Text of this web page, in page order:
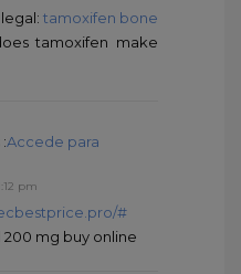
tamoxifen bone
tamoxifen make
Accede para
pm
#
200 mg buy online